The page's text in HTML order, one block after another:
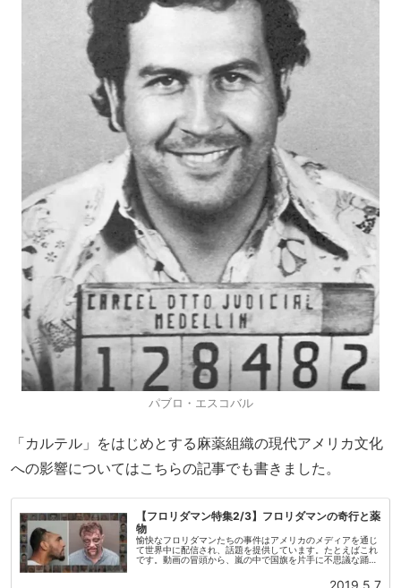
パブロ・エスコバル
「カルテル」をはじめとする麻薬組織の現代アメリカ文化
への影響についてはこちらの記事でも書きました。
【フロリダマン特集2/3】フロリダマンの奇行と薬
物
愉快なフロリダマンたちの事件はアメリカのメディアを通じ
て世界中に配信され、話題を提供しています。たとえばこれ
です。動画の冒頭から、嵐の中で国旗を片手に不思議な踊り
2019.5.7